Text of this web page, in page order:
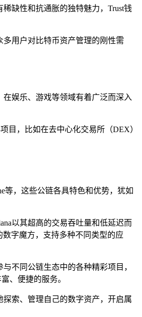
缺性和抗通胀的独特魅力，Trust钱
用户对比特币资产管理的刚性需
娱乐、游戏等领域有着广泛而深入
目，比如在去中心化交易所（DEX）
等，这些公链各具特色和优势，犹如
以其超高的交易吞吐量和低延迟而
字魔方，支持多种不同类型的应
不同公链生态中的各种精彩项目，
、便捷的服务。
索、管理自己的数字资产，开启属